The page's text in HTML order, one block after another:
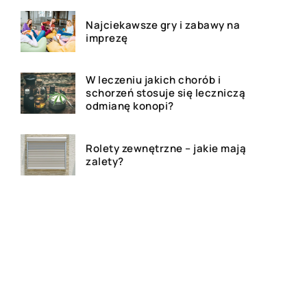
Najciekawsze gry i zabawy na
imprezę
W leczeniu jakich chorób i
schorzeń stosuje się leczniczą
odmianę konopi?
Rolety zewnętrzne – jakie mają
zalety?